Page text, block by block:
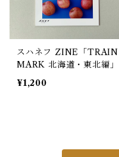
スハネフ ZINE「TRAIN
MARK 北海道・東北編」
¥1,200